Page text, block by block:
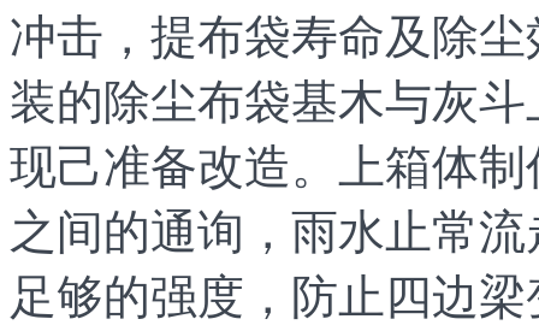
冲击，提布袋寿命及除
装的除尘布袋基木与灰
现己准备改造。上箱体
之间的通询，雨水止常
足够的强度，防止四边